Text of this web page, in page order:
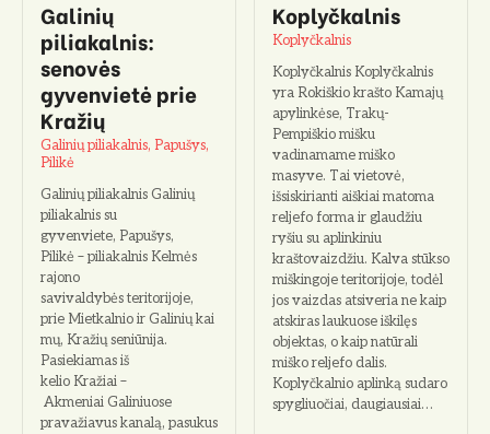
Galinių
piliakalnis:
senovės
gyvenvietė prie
Kražių
Galinių piliakalnis, Papušys,
Pilikė
Galinių piliakalnis Galinių
piliakalnis su
gyvenviete, Papušys,
Pilikė – piliakalnis Kelmės
rajono
savivaldybės teritorijoje,
prie Mietkalnio ir Galinių kai
mų, Kražių seniūnija.
Pasiekiamas iš
kelio Kražiai –
Akmeniai Galiniuose
pravažiavus kanalą, pasukus
Koplyčkalnis
Koplyčkalnis
Koplyčkalnis Koplyčkalnis
yra Rokiškio krašto Kamajų
apylinkėse, Trakų-
Pempiškio mišku
vadinamame miško
masyve. Tai vietovė,
išsiskirianti aiškiai matoma
reljefo forma ir glaudžiu
ryšiu su aplinkiniu
kraštovaizdžiu. Kalva stūkso
miškingoje teritorijoje, todėl
jos vaizdas atsiveria ne kaip
atskiras laukuose iškilęs
objektas, o kaip natūrali
miško reljefo dalis.
Koplyčkalnio aplinką sudaro
spygliuočiai, daugiausiai…